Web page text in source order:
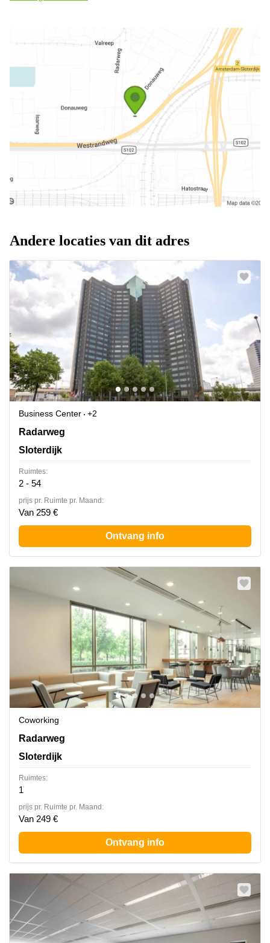
Andere locaties van dit adres
Business Center
+2
Radarweg 29A/B, Sloterdijk
Radarweg
Sloterdijk
Ruimtes:
2 - 54
prijs pr. Ruimte pr. Maand:
Van 259 €
Ontvang info
Coworking
Radarweg 29A/B, Sloterdijk
Radarweg
Sloterdijk
Ruimtes:
1
prijs pr. Ruimte pr. Maand:
Van 249 €
Ontvang info